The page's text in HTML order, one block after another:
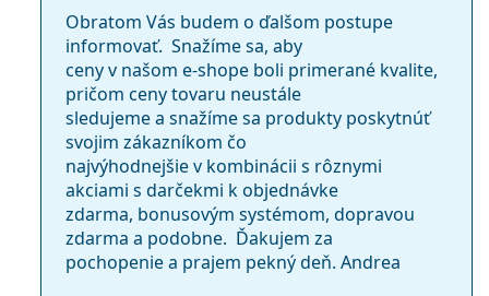
Obratom Vás budem o ďalšom postupe
informovať. ​ Snažíme sa, aby
ceny v našom e-shope boli primerané kvalite,
pričom ceny tovaru neustále
sledujeme a snažíme sa produkty poskytnúť
svojim zákazníkom čo
najvýhodnejšie v kombinácii s rôznymi
akciami s darčekmi k objednávke
zdarma, bonusovým systémom, dopravou
zdarma a podobne. ​ Ďakujem za
pochopenie a prajem pekný deň. Andrea